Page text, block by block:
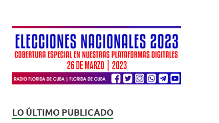
LO ÚLTIMO PUBLICADO